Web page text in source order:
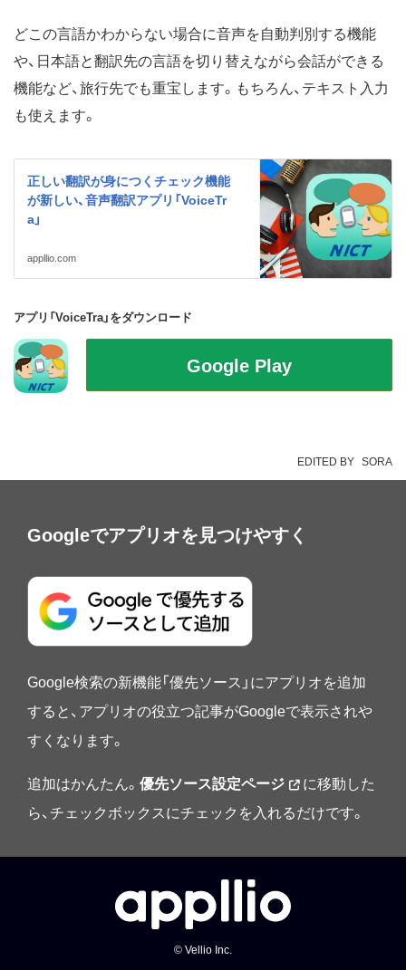
どこの言語かわからない場合に音声を自動判別する機能
や、日本語と翻訳先の言語を切り替えながら会話ができる
機能など、旅行先でも重宝します。もちろん、テキスト入力
も使えます。
正しい翻訳が身につくチェック機能
が新しい、音声翻訳アプリ「VoiceTr
a」
appllio.com
アプリ「VoiceTra」をダウンロード
EDITED BY SORA
Googleでアプリオを見つけやすく
Google検索の新機能「優先ソース」にアプリオを追加
すると、アプリオの役立つ記事がGoogleで表示されや
すくなります。
追加はかんたん。 優先ソース設定ページ
に移動した
ら、チェックボックスにチェックを入れるだけです。
© Vellio Inc.